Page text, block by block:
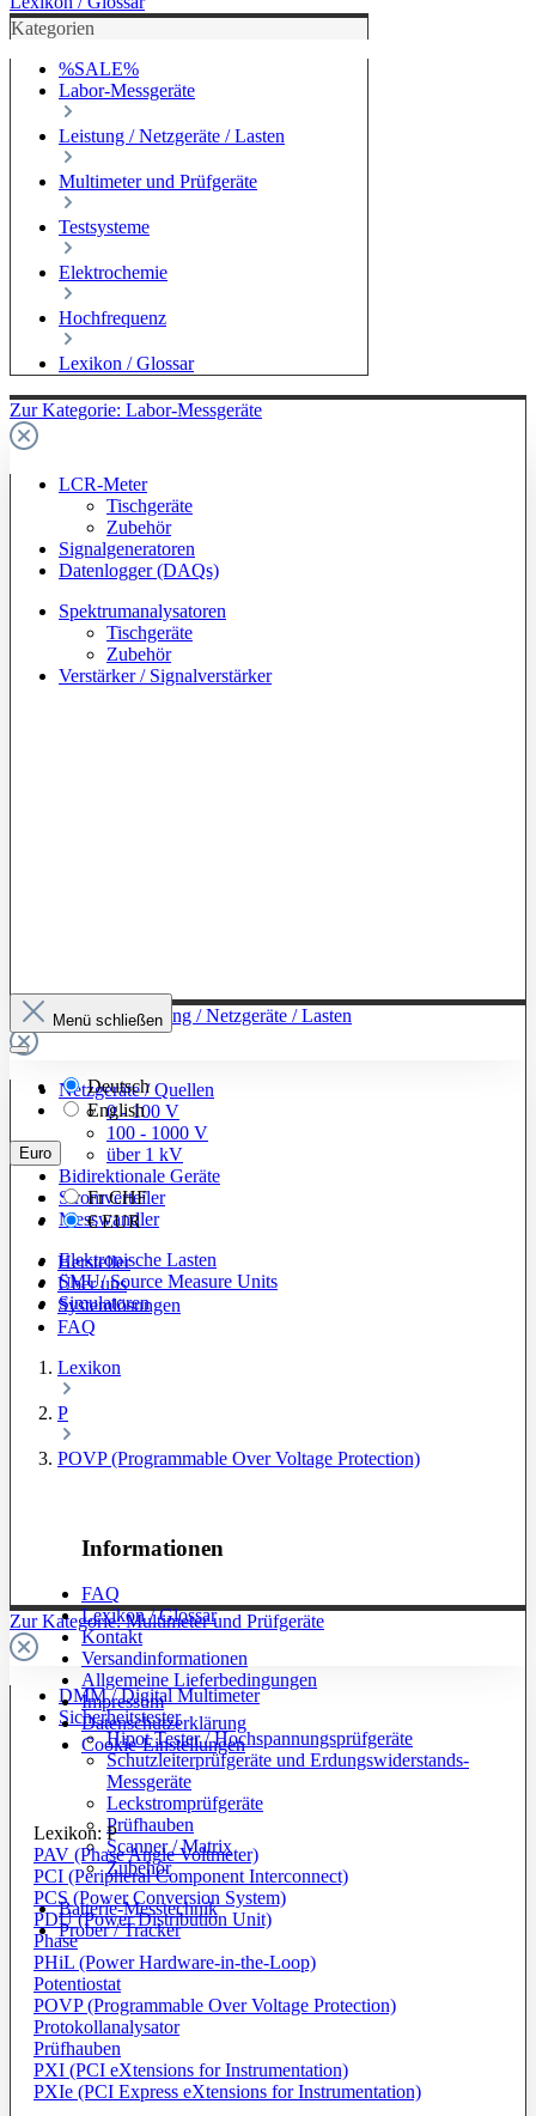
Kategorien
%SALE%
Labor-Messgeräte
Leistung / Netzgeräte / Lasten
Multimeter und Prüfgeräte
Testsysteme
Elektrochemie
Hochfrequenz
Lexikon / Glossar
Zur Kategorie: Labor-Messgeräte
LCR-Meter
Tischgeräte
Zubehör
Signalgeneratoren
Datenlogger (DAQs)
Spektrumanalysatoren
Tischgeräte
Zubehör
Verstärker / Signalverstärker
Zur Kategorie: Leistung / Netzgeräte / Lasten
Netzgeräte / Quellen
0 - 100 V
100 - 1000 V
über 1 kV
Bidirektionale Geräte
Stromverteiler
Messwandler
Elektronische Lasten
SMU/ Source Measure Units
Simulatoren
Zur Kategorie: Multimeter und Prüfgeräte
DMM / Digital Multimeter
Sicherheitstester
Hipot Tester / Hochspannungsprüfgeräte
Schutzleiterprüfgeräte und Erdungswiderstands-
Messgeräte
Leckstromprüfgeräte
Prüfhauben
Scanner / Matrix
Zubehör
Batterie-Messtechnik
Prober / Tracker
Menü schließen
Deutsch
English
Euro
FrCHF
€EUR
Hersteller
Über uns
Systemlösungen
FAQ
Lexikon
P
POVP (Programmable Over Voltage Protection)
Informationen
FAQ
Lexikon / Glossar
Kontakt
Versandinformationen
Allgemeine Lieferbedingungen
Impressum
Datenschutzerklärung
Cookie-Einstellungen
Lexikon: P
PAV (Phase Angle Voltmeter)
PCI (Peripheral Component Interconnect)
PCS (Power Conversion System)
PDU (Power Distribution Unit)
Phase
PHiL (Power Hardware-in-the-Loop)
Potentiostat
POVP (Programmable Over Voltage Protection)
Protokollanalysator
Prüfhauben
PXI (PCI eXtensions for Instrumentation)
PXIe (PCI Express eXtensions for Instrumentation)